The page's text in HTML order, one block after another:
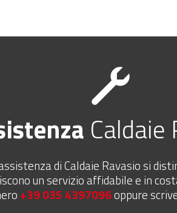
Caldaie
di Caldaie Ravasio si
un servizio affidabile e in
+39 035 4397096oppure